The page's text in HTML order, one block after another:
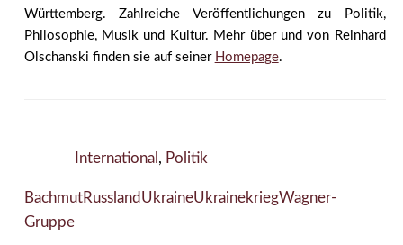
Württemberg. Zahlreiche Veröffentlichungen zu Politik,
Philosophie, Musik und Kultur. Mehr über und von Reinhard
Olschanski finden sie auf seiner Homepage.
International , Politik
BachmutRussland UkraineUkrainekriegWagner-
Gruppe